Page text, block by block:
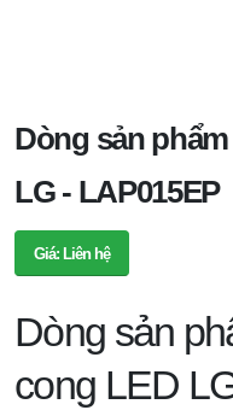
Dòng sản
LG - LAP015EP
Giá: Liên hệ
Dòng sản
cong LED